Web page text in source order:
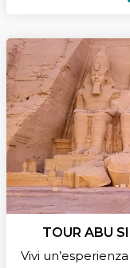
TOUR ABU
Vivi